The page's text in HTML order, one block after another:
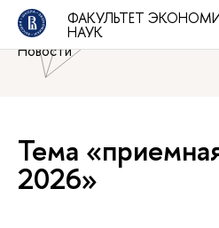
ФАКУЛЬТЕТ
НАУК
Национальный
школа экономики»
Новости
Тема
2026»